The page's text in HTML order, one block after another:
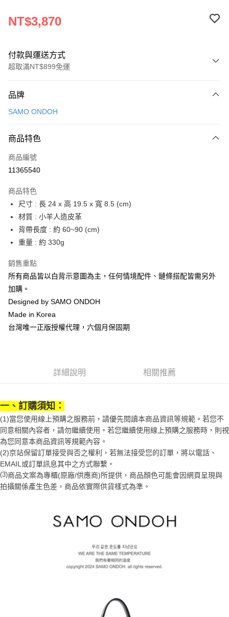
NT$3,870
付款與運送方式
超取滿NT$899免運
信用卡一次付款
6 期 0 利率 每期
合作金庫商業銀行
上海商業儲蓄銀行
臺灣中小企業銀行
匯豐（台灣）商業銀行
華泰商業銀行
聯邦商業銀行
元大商業銀行
玉山商業銀行
台灣樂天信用卡公司
LINE Pay
Apple Pay
街口支付
悠遊付
Google Pay
大哥付你分期
相關說明
【大哥付你分期使用說明】
1.本服務由台灣大哥大提供，台灣大哥大用戶可立即使用無須另外申請。
2.付款方式選擇「大哥付你分期」，訂單成立後會自動跳轉到大哥付的交易
成交易。
法說明評估內容。
【繳款方式說明】
2.透過簡訊連結打開帳單後，可選擇「超商條碼／台灣大直營門市／銀行轉
帳／街口支付／iPASS MONEY」等通路繳費。
【注意事項】
1.本服務係由「台灣大哥大股份有限公司」（以下簡稱本公司）所提供，讓
用戶於交易時，得透過本服務購買商品或服務，並由商店將買賣／分期付款
買賣價金債權讓與本公司後，依約使用本公司帳單繳交帳款。
2.基於同意付款使用「大哥付你分期」之契約關係目的，商店將以您的個人
資料（包含姓名、電話或地址）提供予台灣大哥大進項蒐集、處理及利用，
由本公司與您本人進行分期帳單所需資料之確認、核對及更正。
AFTEE先享後付
相關說明
【關於「AFTEE先享後付」】
３．安心：先確認商品／服務後，再付款。
１．於結帳方式選擇「AFTEE先享後付」後，將跳轉至「AFTEE先享後付」
結帳頁面，進行簡訊認證並確認金額後，即可完成結帳。
２．訂單成立數日內，您將收到繳費通知簡訊。
３．收到繳費通知簡訊後14天內，點擊此簡訊中的連結，可透過四大超商／
ATM／網路銀行／等多元方式進行付款，方視為交易完成。
※ 請注意：結帳手續完成當下不需立刻繳費，但若您需要取消訂單，請聯絡
購買商品的店家。未經商家同意取消之訂單仍視為有效，需透過AFTEE先享
後付繳納相關費用。
※ 交易是否成功請以「AFTEE先享後付 」之結帳頁面顯示為準，若有關於
是否繳費成功／繳費後需取消欲退款等相關疑問，請聯繫「AFTEE先享後付
客戶支援中心」https://netprotections.freshdesk.com/support/home
１．透過由恩沛科技股份有限公司提供之「AFTEE先享後付」服務完成之交
易，需依本服務之必要範圍內提供個人資料，並將交易相關給付款項請求債
２．關於個人資料處理事宜，請瀏覽以下網址：
https://aftee.tw/terms/#terms3
３．未成年的使用者請事先徵得法定代理人或監護人之同意方可使用
時審查核予不同之上限額度；若仍有額度不足之情形，本公司將視審查結果
ATM付款
付款後全家取貨
付款後7-11取貨
每筆NT$70，滿NT$899(含以上)免運費
宅配
每筆NT$100，滿NT$1,000(含以上)免運費
京站台北店客服中心(1F星巴克旁) 即日起不提供京站紙袋，取件時
請自備購物袋，若需購買紙袋可現場詢問
品牌
SAMO ONDOH
商品特色
商品編號
11365540
商品特色
尺寸 : 長 24 x 高 19.5 x 寬 8.5 (cm)
材質 : 小羊人造皮革
背帶長度 : 約 60~90 (cm)
重量 : 約 330g
銷售重點
所有商品皆以白背示意圖為主，任何情境配件、鏈條搭配皆需另外
加購。
Designed by SAMO ONDOH
Made in Korea
台灣唯一正版授權代理，六個月保固期
詳細說明 相關推薦
一、訂購須知：
(1)當您使用線上預購之服務前，請優先閱讀本商品資訊等規範。若您不
同意相關內容者，請勿繼續使用。若您繼續使用線上預購之服務時，則視
為您同意本商品資訊等規範內容。
(2)京站保留訂單接受與否之權利，若無法接受您的訂單，將以電話、
EMAIL或訂單訊息其中之方式聯繫。
(3)商品文案為專櫃(原廠/供應商)所提供，商品顏色可能會因網頁呈現與
拍攝關係產生色差，商品依實際供貨樣式為準。